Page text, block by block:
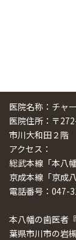
医院名称：チャ
医院住所：〒
市川大和田２階
アクセス：
総武本線「本八
京成本線「京成
電話番号：047-
本八幡の歯医者
葉県市川市の岩